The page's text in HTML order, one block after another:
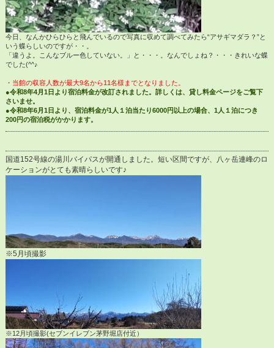
今日、なんかひらひらと飛んでいるので写真に収めて調べてみたら“アサギマダラ？”と
いう蝶らしいのですが・・。
「違うよ。こんなブルー色していない。」と・・・。なんでしょね？・・・きれいな蝶
でした(^^♪
・ 当館の収容人数が最大9名から11名様までとなりました。
●令和8年4月1日より宿泊料金が改訂されました。詳しくは、貸し料金ページをご覧下
さいませ。
●令和8年6月1日より、宿泊料金が1人１泊当たり6000円以上の場合、1人１泊につき
200円の宿泊税がかかります。
国道152号線の湯川バイパスが開通しました。短い区間ですが、八ヶ岳連峰のロ
ケーションがとても素晴らしいです♪
※5月頃撮影
※12月頃撮影(セブンイレブン茅野堀店付近）